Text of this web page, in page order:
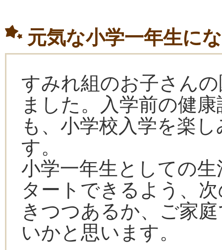
元気な小学一年生に
すみれ組のお子さん
ました。入学前の健
も、小学校入学を楽
す。
小学一年生としての
タートできるよう、
きつつあるか、ご家
いかと思います。